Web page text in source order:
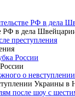
РФ в дела
преступления
России
о
после шоу с